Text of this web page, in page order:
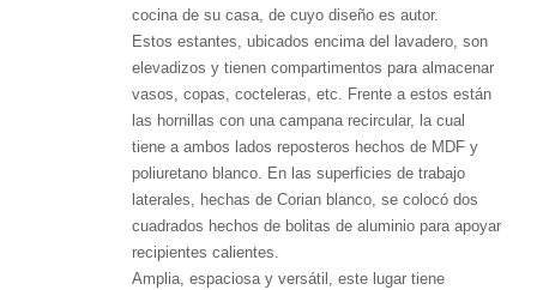
cocina de su casa, de cuyo diseño es autor.
Estos estantes, ubicados encima del lavadero, son
elevadizos y tienen compartimentos para almacenar
vasos, copas, cocteleras, etc. Frente a estos están
las hornillas con una campana recircular, la cual
tiene a ambos lados reposteros hechos de MDF y
poliuretano blanco. En las superficies de trabajo
laterales, hechas de Corian blanco, se colocó dos
cuadrados hechos de bolitas de aluminio para apoyar
recipientes calientes.
Amplia, espaciosa y versátil, este lugar tiene